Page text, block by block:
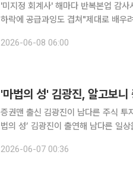
'미지정 회계사' 해마다 반복본업 감
하락에 공급과잉도 겹쳐"제대로 배우려
다. 회계법인의 신규 인력 수요와 공
2026-06-08 06:00
증권맨 출신 김광진이 남다른 주식 투자를 밝혔다. 6일 방송된 MBC ‘전지
법의 성’ 김광진이 출연해 남다른 일상을 전했다. 이날 김광진은 자신의 확
2026-06-07 00:36